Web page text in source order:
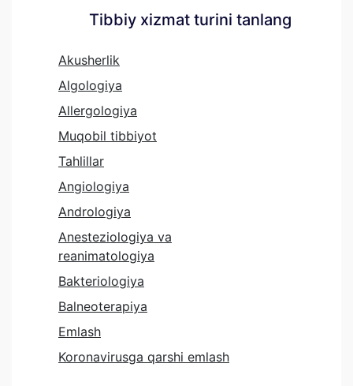
Tibbiy xizmat turini tanlang
Akusherlik
Algologiya
Allergologiya
Muqobil tibbiyot
Tahlillar
Angiologiya
Andrologiya
Anesteziologiya va
reanimatologiya
Bakteriologiya
Balneoterapiya
Emlash
Koronavirusga qarshi emlash